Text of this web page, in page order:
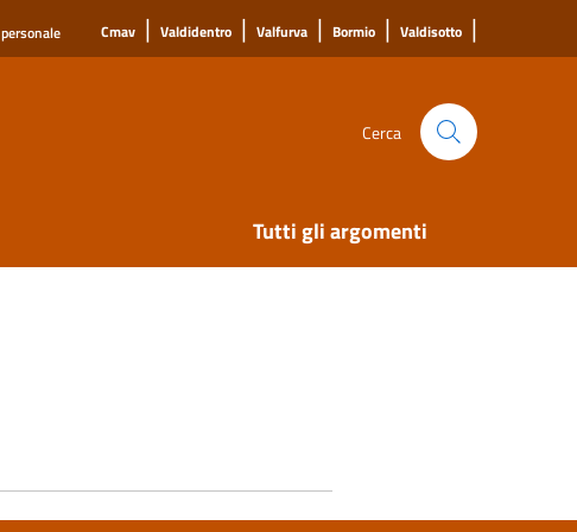
Cmav | Valdidentro | Valfurva | Bormio | Valdisotto |
Cerca
Tutti gli argomenti